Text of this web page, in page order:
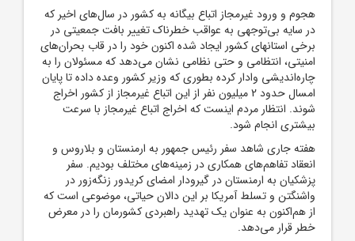
هجوم و ورود غیرمجاز اتباع بیگانه به کشور در سال‌های اخیر که
در سایه بی‌توجهی به عواقب خطرناک تغییر بافت جمعیتی در
برخی استانهای کشور ایجاد شده اکنون خود را در قاب بحران‌های
امنیتی، انتظامی و حتی نظامی نشان می‌دهد که مسئولان را به
چاره‌اندیشی وادار کرده بطوری که وزیر کشور وعده داده تا پایان
امسال حدود 2 میلیون نفر از این اتباع غیرمجاز از کشور اخراج
شوند. انتظار مردم اینست که اخراج اتباع غیرمجاز با سرعت
بیشتری انجام شود.
هفته جاری شاهد سفر رئیس ‌جمهور به ارمنستان و بلاروس و
انعقاد تفاهم‌های همکاری در زمینه‌های مختلف بودیم. سفر
پزشکیان به ارمنستان در گیرودار امضای کریدور زنگه‌زور در
واشنگتن و تسلط آمریکا بر این دالان حیاتی، موضوعی است که
از هم‌اکنون به عنوان یک تهدید راهبردی کشورمان را در معرض
خطر قرار می‌دهد.